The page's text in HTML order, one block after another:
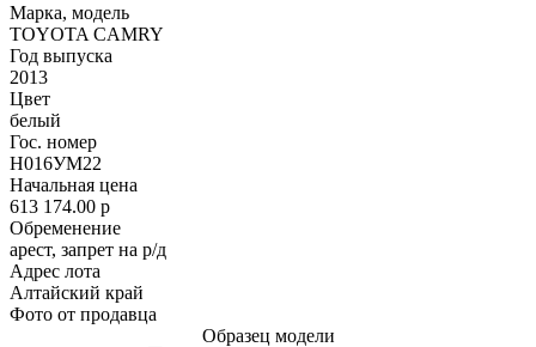
Марка, модель
TOYOTA CAMRY
Год выпуска
2013
Цвет
белый
Гос. номер
Н016УМ22
Начальная цена
613 174.00 p
Обременение
арест, запрет на р/д
Адрес лота
Алтайский край
Фото от продавца
Образец модели